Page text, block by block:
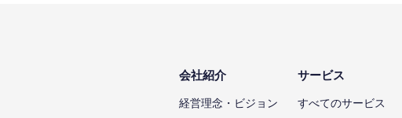
会社紹介
経営理念・ビジョン
サービス
すべてのサービス